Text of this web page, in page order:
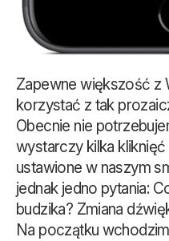
Zapewne większość z
korzystać z tak
Obecnie nie
wystarczy kilka
ustawione w naszym
jednak jedno pytania:
budzika? Zmiana
Na początku